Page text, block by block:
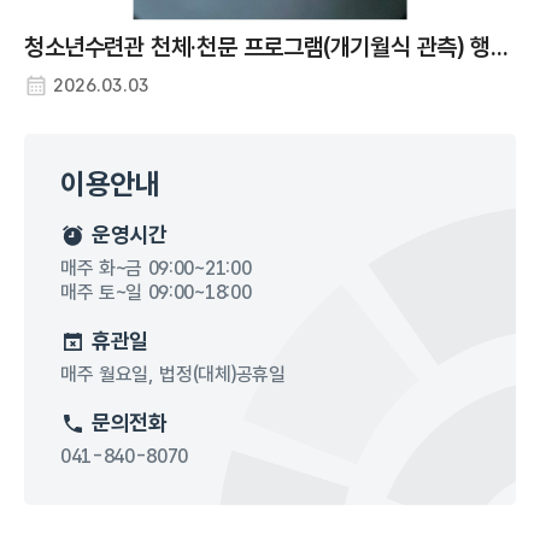
청소년수련관 천체·천문 프로그램(개기월식 관측) 행사 사진
2026.03.03
이용안내
운영시간
매주 화~금 09:00~21:00
매주 토~일 09:00~18:00
휴관일
매주 월요일, 법정(대체)공휴일
문의전화
041-840-8070